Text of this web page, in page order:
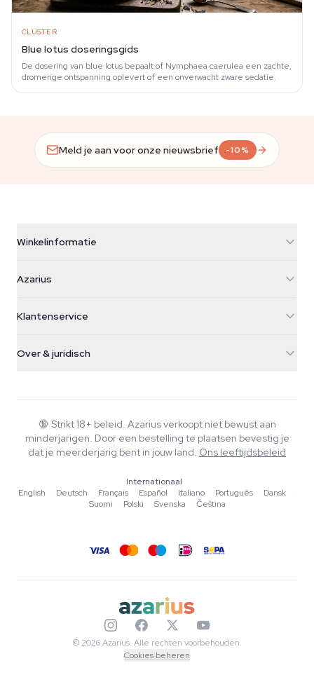
CLUSTER
Blue lotus doseringsgids
De dosering van blue lotus bepaalt of Nymphaea caerulea een zachte,
dromerige ontspanning oplevert of een onverwacht zware sedatie.
Meld je aan voor onze nieuwsbrief -10%
Winkelinformatie
Galvaniweg 11
Nederland
+31(0)204897914
Azarius
Smokeshop
Klantenservice
Retourbeleid
Veelgestelde vragen
Privacybeleid
Over & juridisch
Wiki
Muziek
Redactionele normen
Tools & Calculators
🔞 Strikt 18+ beleid. Azarius verkoopt niet bewust aan
minderjarigen. Door een bestelling te plaatsen bevestig je
dat je meerderjarig bent in jouw land. Ons leeftijdsbeleid
Internationaal
English
·Deutsch ·Français ·Español ·Italiano ·Português ·Dansk
·
Suomi
·Polski ·Svenska ·Čeština
© 2026 Azarius. Alle rechten voorbehouden.
Cookies beheren